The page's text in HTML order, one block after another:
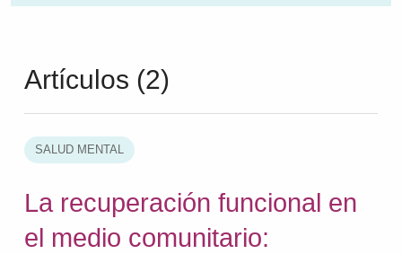
Artículos (2)
SALUD MENTAL
La recuperación funcional en
el medio comunitario: